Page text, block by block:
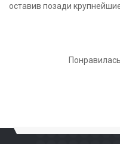
оставив позади